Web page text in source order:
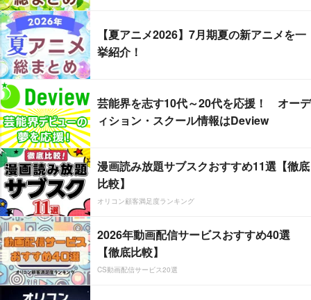
【夏アニメ2026】7月期夏の新アニメを一
挙紹介！
芸能界を志す10代～20代を応援！ オーデ
ィション・スクール情報はDeview
漫画読み放題サブスクおすすめ11選【徹底
比較】
オリコン顧客満足度ランキング
2026年動画配信サービスおすすめ40選
【徹底比較】
CS動画配信サービス20選